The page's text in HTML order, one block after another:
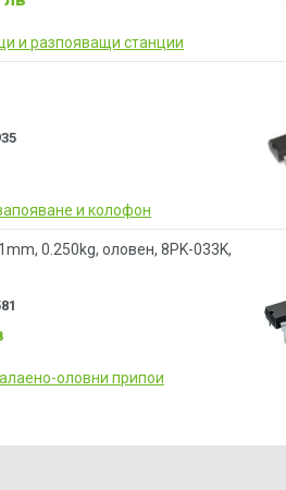
и разпояващи станции
и колофон
0.250kg, оловен, 8PK-033K,
оловни припои